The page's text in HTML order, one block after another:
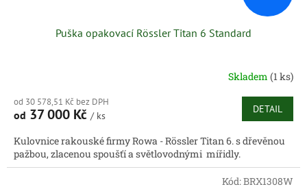
Puška opakovací Rössler Titan 6 Standard
Skladem (1 ks)
od 30 578,51 Kč bez DPH
od 37 000 Kč / ks
DETAIL
Kulovnice rakouské firmy Rowa - Rössler Titan 6. s dřevěnou
pažbou, zlacenou spoušťí a světlovodnými mířidly.
Kód:BRX1308W